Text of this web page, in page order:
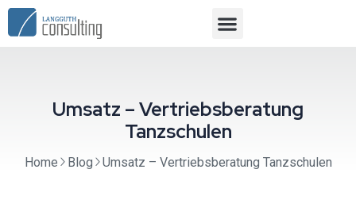
Umsatz – Vertriebsberatung
Tanzschulen
Home Blog Umsatz – Vertriebsberatung Tanzschulen